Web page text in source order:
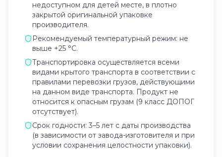
недоступном для детей месте, в плотно
закрытой оригинальной упаковке
производителя.
Рекомендуемый температурный режим: не
выше +25 °C.
Транспортировка осуществляется всеми
видами крытого транспорта в соответствии с
правилами перевозки грузов, действующими
на данном виде транспорта. Продукт не
относится к опасным грузам (9 класс ДОПОГ
отсутствует).
Срок годности: 3–5 лет с даты производства
(в зависимости от завода-изготовителя и при
условии сохранения целостности упаковки).